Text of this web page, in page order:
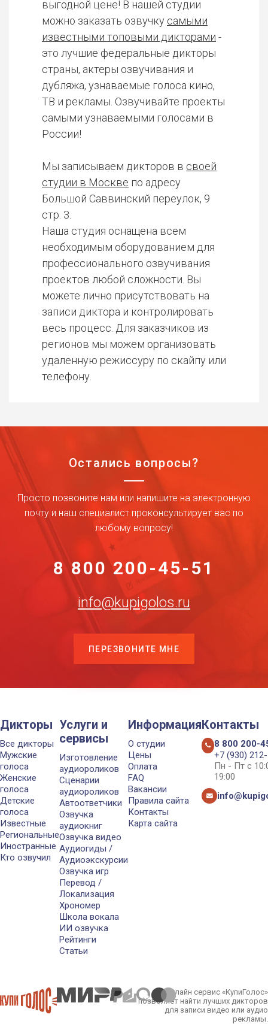
выгодной цене! В нашей студии
можно заказать озвучку самыми
известными топовыми дикторами -
это лучшие федеральные дикторы
страны, актеры озвучивания и
дубляжа, узнаваемые голоса кино,
ТВ и рекламы. Озвучивайте проекты
самыми узнаваемыми голосами в
России!
Мы записываем дикторов в своей
студии в Москве по адресу
Большой Саввинский переулок, 9
стр. 3.
Наша студия оснащена всем
необходимым оборудованием для
профессионального озвучивания
проектов любой сложности. Вы
можете лично присутствовать на
записи диктора и контролировать
весь процесс. Для заказчиков из
регионов мы можем организовать
удаленную режиссуру по скайпу или
телефону.
Остались вопросы?
Просто позвоните нам или напишите на электронную
почту и наш специалист проконсультирует вас по
любому вопросу!
8 800 200-45-51
info@kupigolos.ru
ПЕРЕЗВОНИТЕ МНЕ
Дикторы
Все дикторы
Мужские
голоса
Женские
голоса
Детские
голоса
Известные
Региональные
Иностранные
Кто озвучил
Услуги и
сервисы
Изготовление
аудиороликов
Сценарии
аудиороликов
Автоответчики
Озвучка
аудиокниг
Озвучка видео
Аудиогиды /
Аудиоэкскурсии
Озвучка игр
Перевод /
Локализация
Хрономер
Школа вокала
ИИ озвучка
Рейтинги
Статьи
Информация
О студии
Цены
Оплата
FAQ
Вакансии
Правила сайта
Контакты
Карта сайта
Контакты
8 800 200-
+7 (930)
Пн - Пт с
19:00
Онлайн сервис «КупиГолос»
позволяет найти лучших дикторов
для записи видео или аудио
рекламы.